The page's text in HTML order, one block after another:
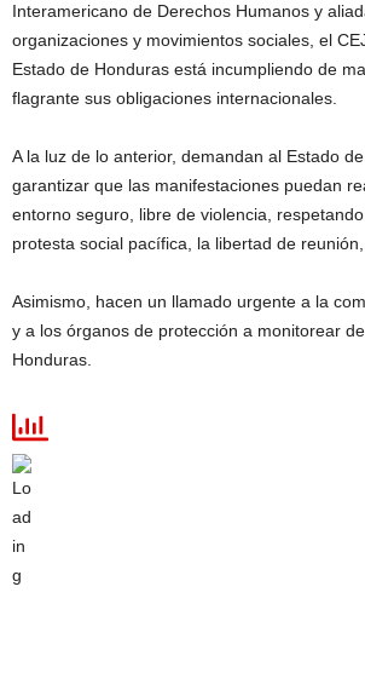
Interamericano de Derechos Humanos y
organizaciones y movimientos sociales, el
Estado de Honduras está incumpliendo de
flagrante sus obligaciones internacionales.
A la luz de lo anterior, demandan al Estado
garantizar que las manifestaciones puedan
entorno seguro, libre de violencia,
protesta social pacífica, la libertad de
Asimismo, hacen un llamado urgente a la
y a los órganos de protección a monitorear
Honduras.